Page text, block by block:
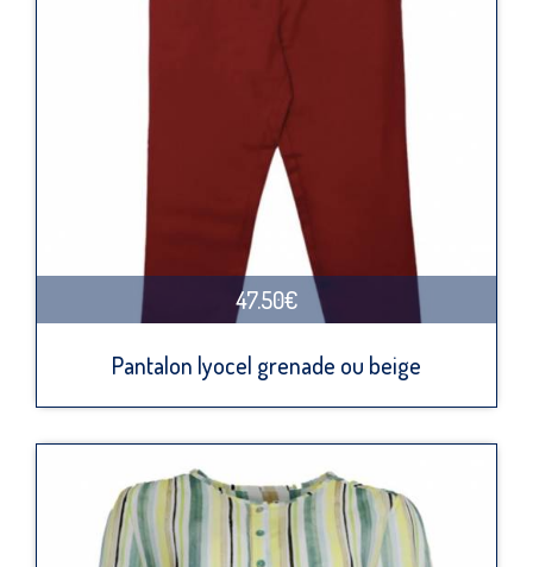
47.50€
Pantalon lyocel grenade ou beige